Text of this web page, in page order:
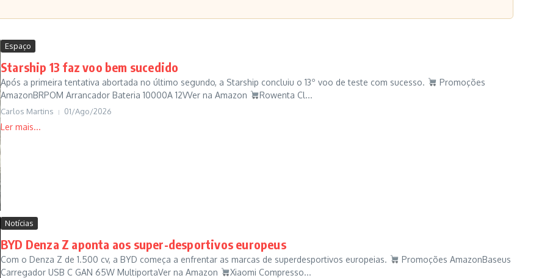
Espaço
Starship 13 faz voo bem sucedido
Após a primeira tentativa abortada no último segundo, a Starship concluiu o 13º voo de teste com sucesso.
Promoções
AmazonBRPOM Arrancador Bateria 10000A 12VVer na Amazon
Rowenta Cl...
Carlos Martins 01/Ago/2026
Notícias
BYD Denza Z aponta aos super-desportivos europeus
Com o Denza Z de 1.500 cv, a BYD começa a enfrentar as marcas de superdesportivos europeias.
Promoções AmazonBaseus
Carregador USB C GAN 65W MultiportaVer na Amazon
Xiaomi Compresso...